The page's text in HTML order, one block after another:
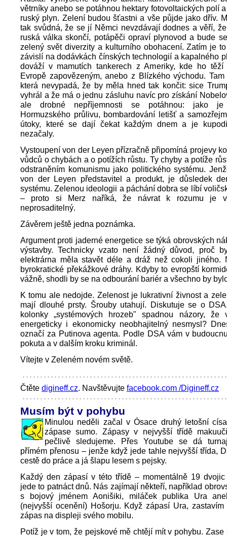
větrníky anebo se potáhnou hektary fotovoltaických polí
ruský plyn. Zelení budou šťastni a vše půjde jako dřív.
tak svůdná, že se jí Němci nevzdávají dodnes a věří,
ruská válka skončí, potápěči opraví plynovod a bude
zelený svět diverzity a kulturního obohacení. Zatím je
závislí na dodávkách čínských technologií a kapalného
dováží v mamutích tankerech z Ameriky, kde ho těží
Evropě zapovězeným, anebo z Blízkého východu.
která nevypadá, že by měla hned tak končit: sice
vyhrál a že má o jednu zásluhu navíc pro získání
ale drobné nepříjemnosti se potáhnou: jako je
Hormuzského průlivu, bombardování letišť a
útoky, které se dají čekat každým dnem a je
nezačaly.
Vystoupení von der Leyen přízračně připomíná projevy
vůdců o chybách a o potížích růstu. Ty chyby a potíže
odstraněním komunismu jako politického systému.
von der Leyen představitel a produkt, je důsledek
systému. Zelenou ideologii a páchání dobra se líbí
– proto si Merz naříká, že návrat k rozumu je v
neprosaditelný.
Závěrem ještě jedna poznámka.
Argument proti jaderné energetice se týká obrovských
výstavby. Technicky vzato není žádný důvod, proč
elektrárna měla stavět déle a dráž než cokoli jiného.
byrokratické překážkové dráhy. Kdyby to evropští
vážně, shodli by se na odbourání bariér a všechno by
K tomu ale nedojde. Zelenost je lukrativní živnost a
mají dlouhé prsty. Šrouby utahují. Diskutuje se o
kolonky „systémových hrozeb" spadnou názory, že
energeticky i ekonomicky neobhajitelný nesmysl?
označí za Putinova agenta. Podle DSA vám v
pokuta a v dalším kroku kriminál.
Vítejte v Zeleném novém světě.
Čtěte digineff.cz. Navštěvujte facebook.com /Digineff.cz
Musím být v pohybu
Minulou neděli začal v Ósace druhý letošní
zápase sumo. Zápasy v nejvyšší třídě
pečlivě sledujeme. Přes Youtube se dá
přímém přenosu – jenže když jede tahle nejvyšší třída,
cestě do práce a já šlapu lesem s pejsky.
Každý den zápasí v této třídě – momentálně 19
jede to patnáct dnů. Nás zajímají někteří, například
s bojový jménem Aonišiki, miláček publika Ura
(nejvyšší ocenění) Hošorju. Když zápasí Ura,
zápas na displeji svého mobilu.
Potíž je v tom, že pejskové mě chtějí mít v pohybu. Zase